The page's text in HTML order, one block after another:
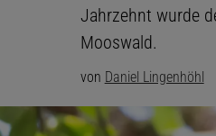
Jahrzehnt wurde
Mooswald.
von Daniel Lingenhöhl